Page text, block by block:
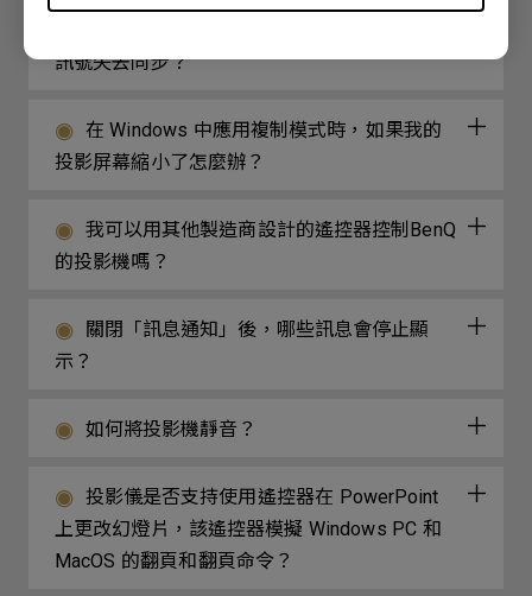
訊號失去同步？
在 Windows 中應用複制模式時，如果我的
投影屏幕縮小了怎麼辦？
我可以用其他製造商設計的遙控器控制BenQ
的投影機嗎？
關閉「訊息通知」後，哪些訊息會停止顯
示？
如何將投影機靜音？
投影儀是否支持使用遙控器在 PowerPoint
上更改幻燈片，該遙控器模擬 Windows PC 和
MacOS 的翻頁和翻頁命令？